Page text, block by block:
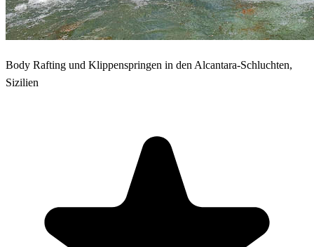
Body Rafting und Klippenspringen in den Alcantara-Schluchten,
Sizilien